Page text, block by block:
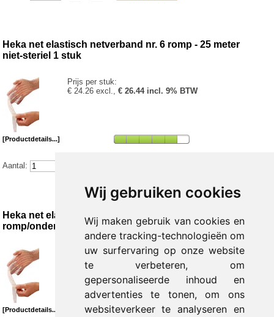
Wij gebruiken cookies
Wij maken gebruik van cookies en
andere tracking-technologieën om
uw surfervaring op onze website
te verbeteren, om
gepersonaliseerde inhoud en
advertenties te tonen, om ons
websiteverkeer te analyseren en
Heka net elastisch netverband nr. 6 romp - 25 meter
niet-steriel 1 stuk
Prijs per stuk:
€ 24.26 excl.,€ 26.44 incl. 9% BTW
[Productdetails...]
Aantal:
Heka net elastisch netverband nr. 7
romp/onderlichaam - 25 meter niet-steriel 1 stuk
Prijs per stuk:
€ 28.11 excl.,
€ 30.64 incl. 9% BTW
[Productdetails...]